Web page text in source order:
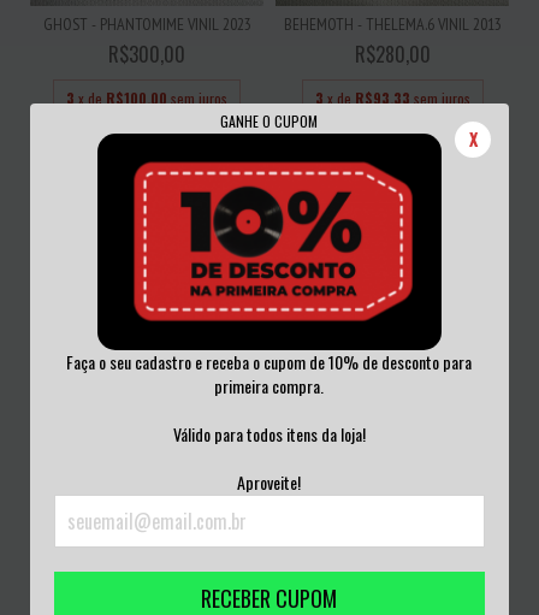
GANHE O CUPOM
X
Faça o seu cadastro e receba o cupom de 10% de desconto para
primeira compra.
Válido para todos itens da loja!
Aproveite!
RECEBER CUPOM
GHOST - PHANTOMIME VINIL 2023
R$300,00
3 x de R$100,00 sem juros
BEHEMOTH - THELEMA.6 VINIL 2013
R$280,00
3 x de R$93,33 sem juros
R$270,00